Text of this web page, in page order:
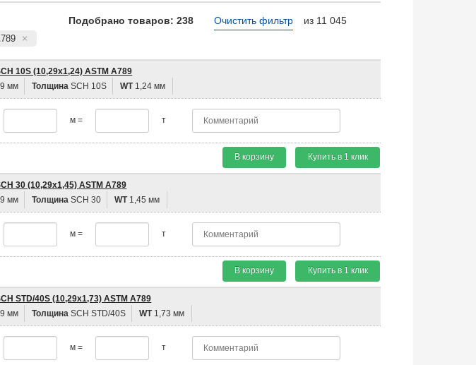
Подобрано товаров: 238 из 11 045
Очистить фильтр
10S (10,29х1,24) ASTM A789
мм Толщина SCH 10S WT1,24 мм
м = т
В корзину Купить в 1 клик
30 (10,29х1,45) ASTM A789
мм Толщина SCH 30 WT1,45 мм
м = т
В корзину Купить в 1 клик
STD/40S (10,29х1,73) ASTM A789
мм Толщина SCH STD/40S WT1,73 мм
м = т